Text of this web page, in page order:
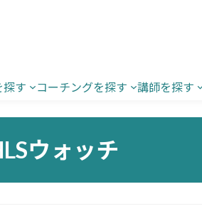
探す コーチングを探す 講師を探す
ウォッチ